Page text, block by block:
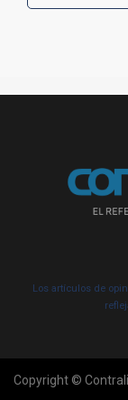
Los artículos de
Copyright ©